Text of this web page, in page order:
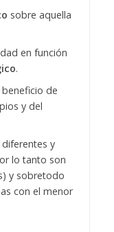
sobre aquella
en función
.
de
y del
y
lo tanto son
y sobretodo
con el menor